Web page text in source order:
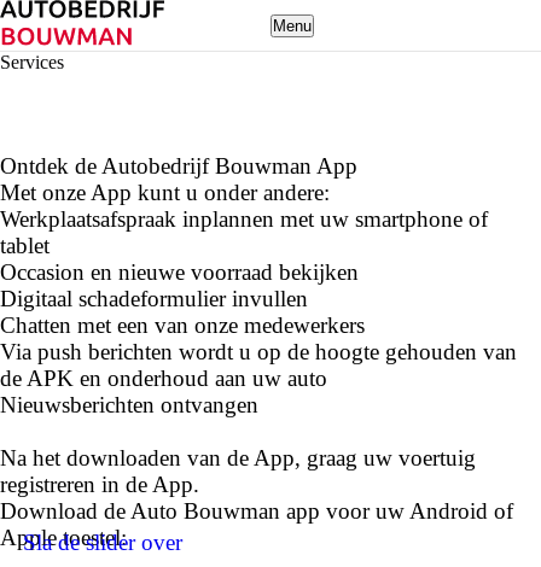
Menu
Services
Ontdek de Autobedrijf Bouwman App
Met onze App kunt u onder andere:
Werkplaatsafspraak inplannen met uw smartphone of
tablet
Occasion en nieuwe voorraad bekijken
Digitaal schadeformulier invullen
Chatten met een van onze medewerkers
Via push berichten wordt u op de hoogte gehouden van
de APK en onderhoud aan uw auto
Nieuwsberichten ontvangen
Na het downloaden van de App, graag uw voertuig
registreren in de App.
Download de Auto Bouwman app voor uw Android of
Apple toestel:
Sla de slider over